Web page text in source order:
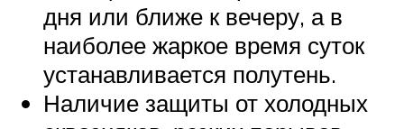
дня или ближе к вечеру, а в
наиболее жаркое время суток
устанавливается полутень.
Наличие защиты от холодных